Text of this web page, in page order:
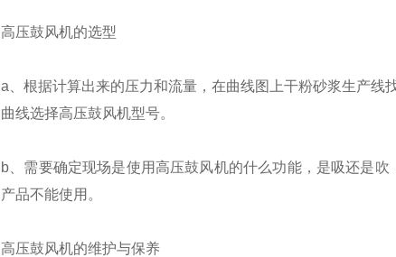
高压鼓风机的选型
a、根据计算出来的压力和流量，在曲线图上干粉砂浆生产
曲线选择高压鼓风机型号。
b、需要确定现场是使用高压鼓风机的什么功能，是吸还是
产品不能使用。
高压鼓风机的维护与保养